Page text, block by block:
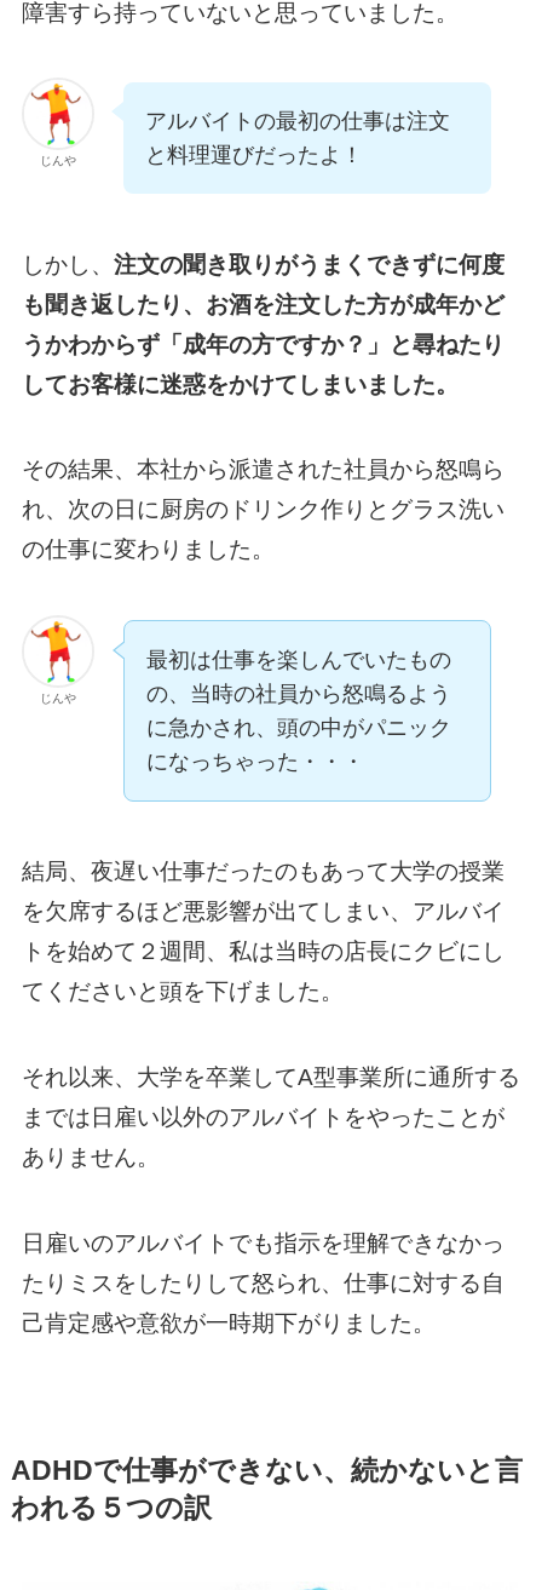
障害すら持っていないと思っていました。
じんや
アルバイトの最初の仕事は注文
と料理運びだったよ！
しかし、 注文の聞き取りがうまくできずに何度
も聞き返したり、お酒を注文した方が成年かど
うかわからず「成年の方ですか？」と尋ねたり
してお客様に迷惑をかけてしまいました。
その結果、本社から派遣された社員から怒鳴ら
れ、次の日に厨房のドリンク作りとグラス洗い
の仕事に変わりました。
じんや
最初は仕事を楽しんでいたもの
の、当時の社員から怒鳴るよう
に急かされ、頭の中がパニック
になっちゃった・・・
結局、夜遅い仕事だったのもあって大学の授業
を欠席するほど悪影響が出てしまい、アルバイ
トを始めて２週間、私は当時の店長にクビにし
てくださいと頭を下げました。
それ以来、大学を卒業してA型事業所に通所する
までは日雇い以外のアルバイトをやったことが
ありません。
日雇いのアルバイトでも指示を理解できなかっ
たりミスをしたりして怒られ、仕事に対する自
己肯定感や意欲が一時期下がりました。
ADHDで仕事ができない、続かないと言
われる５つの訳